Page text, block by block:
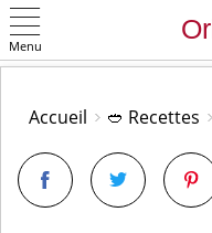
Menu
Accueil 🥙 Recettes